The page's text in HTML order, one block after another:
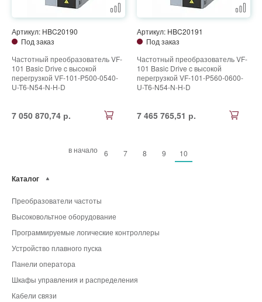
Артикул: HBC20190
Под заказ
Частотный преобразователь VF-
101 Basic Drive c высокой
перегрузкой VF-101-P500-0540-
U-T6-N54-N-H-D
7 050 870,74 р.
Артикул: HBC20191
Под заказ
Частотный преобразователь VF-
101 Basic Drive c высокой
перегрузкой VF-101-P560-0600-
U-T6-N54-N-H-D
7 465 765,51 р.
в начало 6 7 8 9 10
Каталог
Преобразователи частоты
Высоковольтное оборудование
Программируемые логические контроллеры
Устройство плавного пуска
Панели оператора
Шкафы управления и распределения
Кабели связи